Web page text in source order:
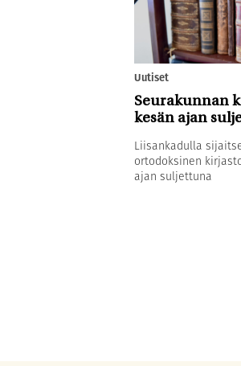
Uutiset
Seurakunnan
kesän ajan
Liisankadulla
ortodoksinen
ajan suljettuna